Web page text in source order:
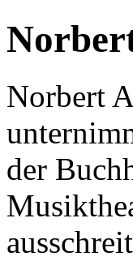
Norbert
der